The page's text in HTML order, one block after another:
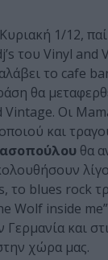
1/12,
του Vinyl and
το cafe
θα
Οι
και
θα
το blues rock
Wolf inside
και
χώρα μας.